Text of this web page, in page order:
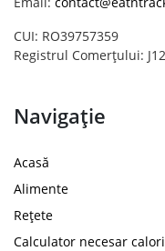
CUI: RO39757359
Registrul Comerțului:
Navigație
Acasă
Alimente
Rețete
Calculator necesar